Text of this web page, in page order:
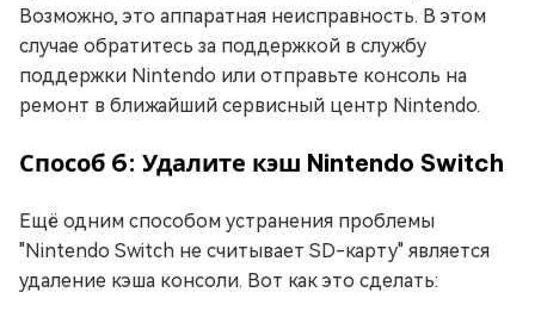
Возможно, это аппаратная неисправность. В этом
случае обратитесь за поддержкой в службу
поддержки Nintendo или отправьте консоль на
ремонт в ближайший сервисный центр Nintendo.
Способ 6: Удалите кэш Nintendo Switch
Ещё одним способом устранения проблемы
"Nintendo Switch не считывает SD-карту" является
удаление кэша консоли. Вот как это сделать: